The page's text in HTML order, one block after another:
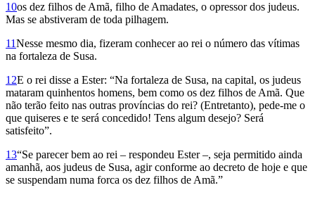
10os dez filhos de Amã, filho de Amadates, o opressor dos judeus.
Mas se abstiveram de toda pilhagem.
11Nesse mesmo dia, fizeram conhecer ao rei o número das vítimas
na fortaleza de Susa.
12E o rei disse a Ester: “Na fortaleza de Susa, na capital, os judeus
mataram quinhentos homens, bem como os dez filhos de Amã. Que
não terão feito nas outras províncias do rei? (Entretanto), pede-me o
que quiseres e te será concedido! Tens algum desejo? Será
satisfeito”.
13“Se parecer bem ao rei – respondeu Ester –, seja permitido ainda
amanhã, aos judeus de Susa, agir conforme ao decreto de hoje e que
se suspendam numa forca os dez filhos de Amã.”